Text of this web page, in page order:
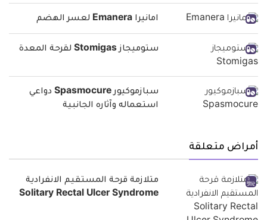
امانيرا Emanera لعسر الهضم
ستوميجاز Stomigas لقرحة المعدة
سبازموكيور Spasmocure دواعي
استعماله وآثاره الجانبية
أمراض متعلقة
متلازمة قرحة المستقيم الانفرادية
Solitary Rectal Ulcer Syndrome